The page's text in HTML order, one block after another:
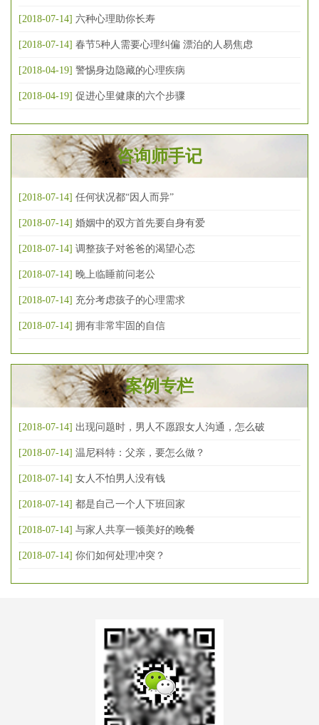
[2018-07-14] 六种心理助你长寿
[2018-07-14] 春节5种人需要心理纠偏 漂泊的人易焦虑
[2018-04-19] 警惕身边隐藏的心理疾病
[2018-04-19] 促进心里健康的六个步骤
咨询师手记
[2018-07-14] 任何状况都“因人而异”
[2018-07-14] 婚姻中的双方首先要自身有爱
[2018-07-14] 调整孩子对爸爸的渴望心态
[2018-07-14] 晚上临睡前问老公
[2018-07-14] 充分考虑孩子的心理需求
[2018-07-14] 拥有非常牢固的自信
案例专栏
[2018-07-14] 出现问题时，男人不愿跟女人沟通，怎么破
[2018-07-14] 温尼科特：父亲，要怎么做？
[2018-07-14] 女人不怕男人没有钱
[2018-07-14] 都是自己一个人下班回家
[2018-07-14] 与家人共享一顿美好的晚餐
[2018-07-14] 你们如何处理冲突？